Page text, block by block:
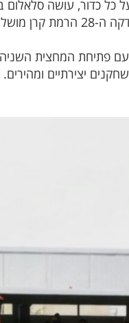
ה43 בית"ר צימקו את התוצאה
יצירתיים ומהירים.